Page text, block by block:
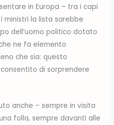
in Europa – tra i capi
ministri la lista sarebbe
dell’uomo politico dotato
ne fa elemento
che sia: questo
di sorprendere
anche – sempre in visita
folla, sempre davanti alle